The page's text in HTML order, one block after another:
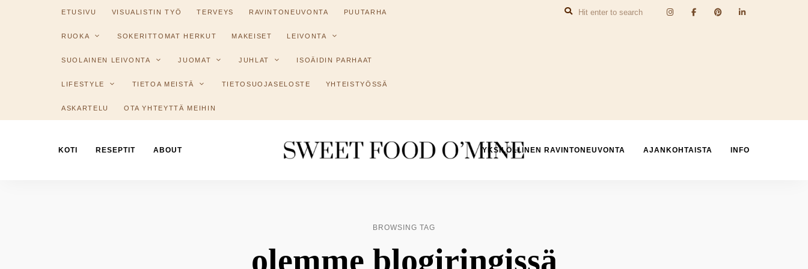
ETUSIVU VISUALISTIN TYÖ TERVEYS RAVINTONEUVONTA PUUTARHA
RUOKA SOKERITTOMAT HERKUT MAKEISET LEIVONTA
SUOLAINEN LEIVONTA JUOMAT JUHLAT ISOÄIDIN PARHAAT
LIFESTYLE TIETOA MEISTÄ TIETOSUOJASELOSTE YHTEISTYÖSSÄ
ASKARTELU OTA YHTEYTTÄ MEIHIN
KOTI RESEPTIT ABOUT YKSILÖLLINEN RAVINTONEUVONTA AJANKOHTAISTA INFO
BROWSING TAG
olemme blogiringissä